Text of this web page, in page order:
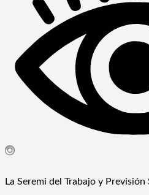
La Seremi del Trabajo y